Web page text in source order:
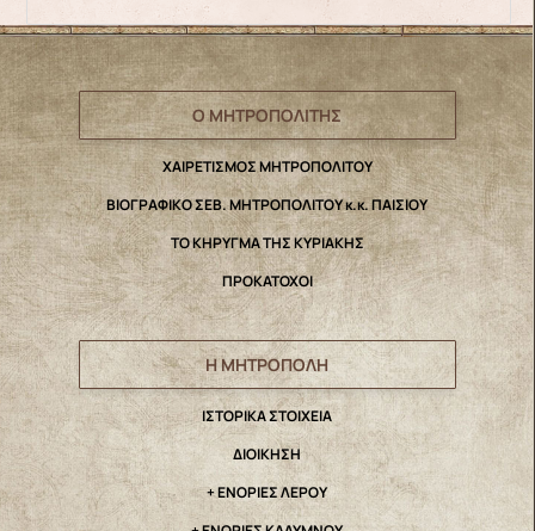
Ο ΜΗΤΡΟΠΟΛΙΤΗΣ
ΧΑΙΡΕΤΙΣΜΟΣ ΜΗΤΡΟΠΟΛΙΤΟΥ
ΒΙΟΓΡΑΦΙΚΟ ΣΕΒ. ΜΗΤΡΟΠΟΛΙΤΟΥ κ.κ. ΠΑΙΣΙΟΥ
ΤΟ ΚΗΡΥΓΜΑ ΤΗΣ ΚΥΡΙΑΚΗΣ
ΠΡΟΚΑΤΟΧΟΙ
Η ΜΗΤΡΟΠΟΛΗ
IΣΤΟΡΙΚΑ ΣΤΟΙΧΕΙΑ
ΔΙΟΙΚΗΣΗ
+ ΕΝΟΡΙΕΣ ΛΕΡΟΥ